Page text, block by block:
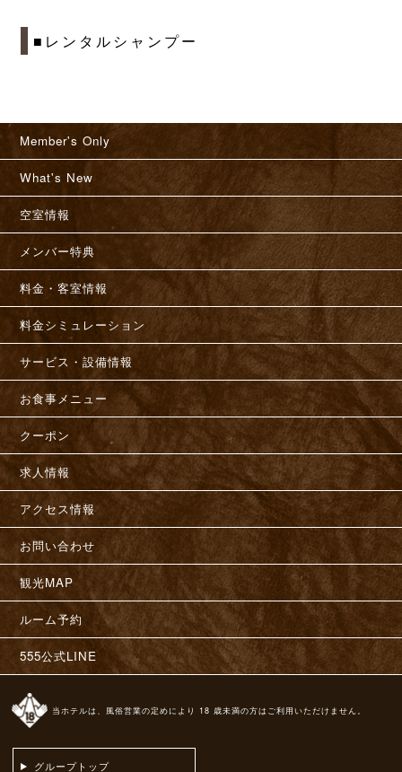
■レンタルシャンプー
Member's Only
What's New
空室情報
メンバー特典
料金・客室情報
料金シミュレーション
サービス・設備情報
お食事メニュー
クーポン
求人情報
アクセス情報
お問い合わせ
観光MAP
ルーム予約
555公式LINE
当ホテルは、風俗営業の定めにより 18 歳未満の方はご利用いただけません。
グループトップ